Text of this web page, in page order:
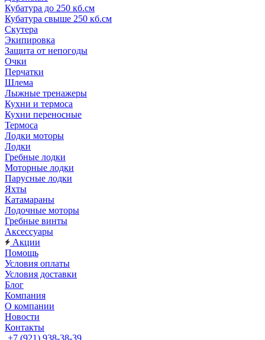
Кубатура до 250 кб.см
Кубатура свыше 250 кб.см
Скутера
Экипировка
Защита от непогоды
Очки
Перчатки
Шлема
Лыжные тренажеры
Кухни и термоса
Кухни переносные
Термоса
Лодки моторы
Лодки
Гребные лодки
Моторные лодки
Парусные лодки
Яхты
Катамараны
Лодочные моторы
Гребные винты
Аксессуары
Акции
Помощь
Условия оплаты
Условия доставки
Блог
Компания
О компании
Новости
Контакты
+7 (921) 938-38-39